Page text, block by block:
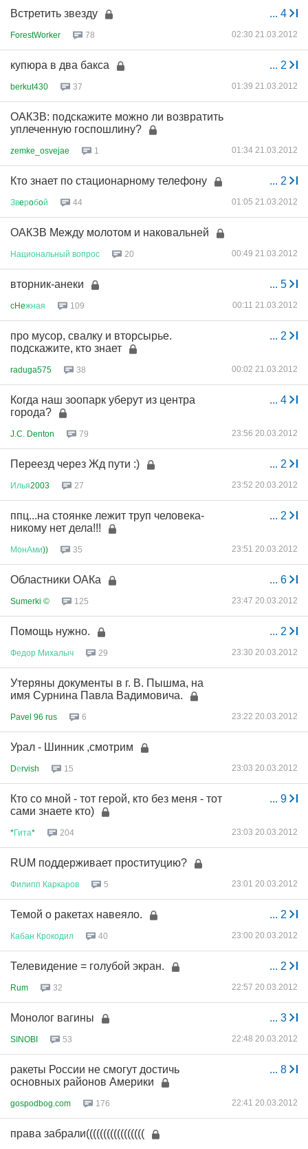
... 4
Встретить звезду
ForestWorker 78 02:30 21.03.2012
... 2
купюра в два бакса
berkut430 37 01:39 21.03.2012
ОАКЗВ: подскажите можно ли возвратить
уплеченную госпошлину?
zemke_osvejae 1 01:34 21.03.2012
... 2
Кто знает по стационарному телефону
Звeрoбoй 44 01:05 21.03.2012
ОАКЗВ Между молотом и наковальней
Национальный вопрос 20 00:49 21.03.2012
... 5
вторник-анеки
cHeжная 109 00:11 21.03.2012
... 2
про мусор, свалку и вторсырье.
подскажите, кто знает
raduga575 38 00:02 21.03.2012
... 4
Когда наш зоопарк уберут из центра
города?
J.C. Denton 79 23:56 20.03.2012
... 2
Переезд через Жд пути :)
Илья2003 27 23:52 20.03.2012
... 2
ппц...на стоянке лежит труп человека-
никому нет дела!!!
МонАми)) 35 23:51 20.03.2012
... 6
Областники ОАКа
Sumerki © 125 23:47 20.03.2012
... 2
Помощь нужно.
Федор Михалыч 29 23:30 20.03.2012
Утеряны документы в г. В. Пышма, на
имя Сурнина Павла Вадимовича.
Pavel 96 rus 6 23:22 20.03.2012
Урал - Шинник ,смотрим
Dеrvish 15 23:03 20.03.2012
... 9
Кто со мной - тот герой, кто без меня - тот
сами знаете кто)
*Гита* 204 23:03 20.03.2012
RUM поддерживает проституцию?
Филипп Каркаров 5 23:01 20.03.2012
... 2
Темой о ракетах навеяло.
Кабан Крокодил 40 23:00 20.03.2012
... 2
Телевидение = голубой экран.
Rum 32 22:57 20.03.2012
... 3
Монолог вагины
SINOBI 53 22:48 20.03.2012
... 8
ракеты России не смогут достичь
основных районов Америки
gospodbog.com 176 22:41 20.03.2012
права забрали(((((((((((((((((